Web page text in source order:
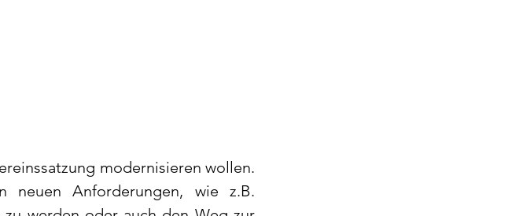
modernisieren wollen.
neuen Anforderungen, wie z.B.